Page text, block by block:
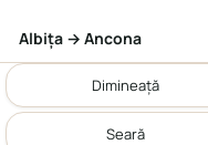
Albița → Ancona
Dimineață
Seară